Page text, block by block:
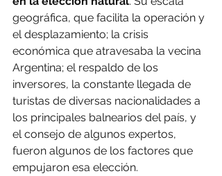
geográfica, que facilita la operación y
el desplazamiento; la crisis
económica que atravesaba la vecina
Argentina; el respaldo de los
inversores, la constante llegada de
turistas de diversas nacionalidades a
los principales balnearios del país, y
el consejo de algunos expertos,
fueron algunos de los factores que
empujaron esa elección.